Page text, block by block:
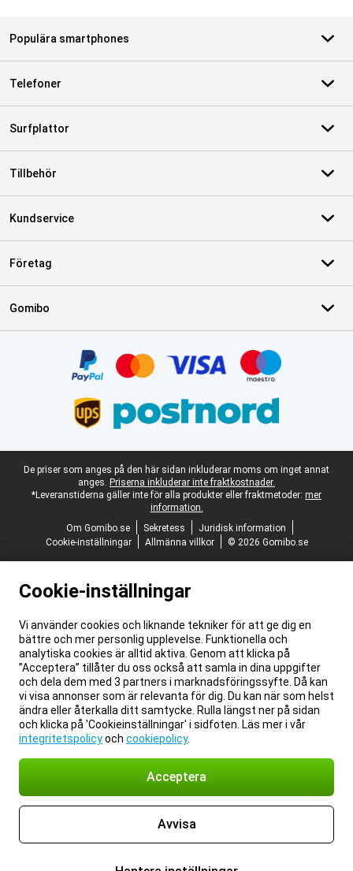
Populära smartphones
Telefoner
Surfplattor
Tillbehör
Kundservice
Företag
Gomibo
Juridisk fotnot
De priser som anges på den här sidan inkluderar moms om inget annat
anges. Priserna inkluderar inte fraktkostnader.
*Leveranstiderna gäller inte för alla produkter eller fraktmetoder: mer
information.
Om Gomibo.se
Sekretess
Juridisk information
Cookie-inställningar
Allmänna villkor © 2026 Gomibo.se
Cookie-inställningar
Vi använder cookies och liknande tekniker för att ge dig en
bättre och mer personlig upplevelse. Funktionella och
analytiska cookies är alltid aktiva. Genom att klicka på
”Acceptera” tillåter du oss också att samla in dina uppgifter
och dela dem med 3 partners i marknadsföringssyfte. Då kan
vi visa annonser som är relevanta för dig. Du kan när som helst
ändra eller återkalla ditt samtycke. Rulla längst ner på sidan
och klicka på 'Cookieinställningar' i sidfoten. Läs mer i vår
integritetspolicyoch cookiepolicy.
Acceptera
Avvisa